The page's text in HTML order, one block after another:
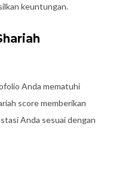
keuntungan.
Anda mematuhi
score memberikan
Anda sesuai dengan